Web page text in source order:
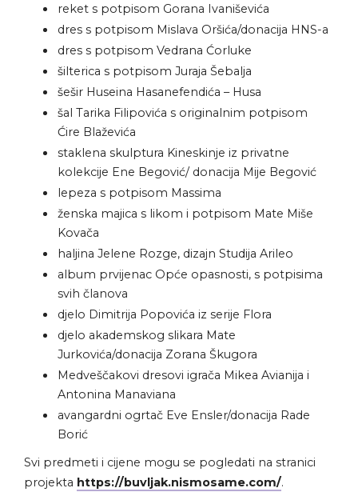
reket s potpisom Gorana Ivaniševića
dres s potpisom Mislava Oršića/donacija HNS-a
dres s potpisom Vedrana Ćorluke
šilterica s potpisom Juraja Šebalja
šešir Huseina Hasanefendića – Husa
šal Tarika Filipovića s originalnim potpisom
Ćire Blaževića
staklena skulptura Kineskinje iz privatne
kolekcije Ene Begović/ donacija Mije Begović
lepeza s potpisom Massima
ženska majica s likom i potpisom Mate Miše
Kovača
haljina Jelene Rozge, dizajn Studija Arileo
album prvijenac Opće opasnosti, s potpisima
svih članova
djelo Dimitrija Popovića iz serije Flora
djelo akademskog slikara Mate
Jurkovića/donacija Zorana Škugora
Medveščakovi dresovi igrača Mikea Avianija i
Antonina Manaviana
avangardni ogrtač Eve Ensler/donacija Rade
Borić
Svi predmeti i cijene mogu se pogledati na stranici
projekta https://buvljak.nismosame.com/.